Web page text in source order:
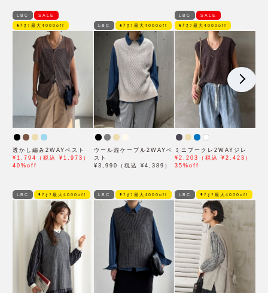
LBC SALE
ﾓｱｵﾌ最大4000off
透かし編み2WAYベスト
¥1,794（税込 ¥1,973）
40%off
LBC ﾓｱｵﾌ最大4000off
ウール混ケーブル2WAYベ
スト
¥3,990（税込 ¥4,389）
LBC SALE
ﾓｱｵﾌ最大4000off
ミニブークレ2WAYジレ
¥2,203（税込 ¥2,423）
35%off
LBC ﾓｱｵﾌ最大4000off LBC ﾓｱｵﾌ最大4000off LBC ﾓｱｵﾌ最大4000off